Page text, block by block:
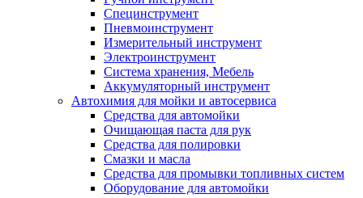
Специнструмент
Пневмоинструмент
Измерительный инструмент
Электроинструмент
Система хранения, Мебель
Аккумуляторный инструмент
Автохимия для мойки и автосервиса
Средства для автомойки
Очищающая паста для рук
Средства для полировки
Смазки и масла
Средства для промывки топливных систем
Оборудование для автомойки